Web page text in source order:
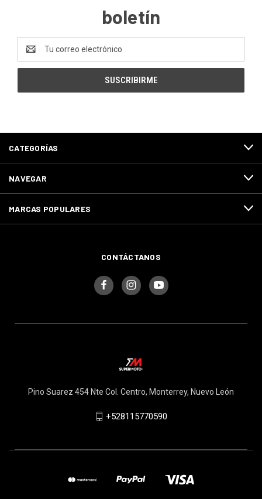
boletín
de
correo
CATEGORÍAS
NAVEGAR
MARCAS POPULARES
CONTÁCTANOS
Pino Suarez 454 Nte Col. Centro, Monterrey, Nuevo León
+528115770590